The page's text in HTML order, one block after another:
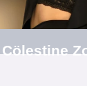
Cölestine
leitende